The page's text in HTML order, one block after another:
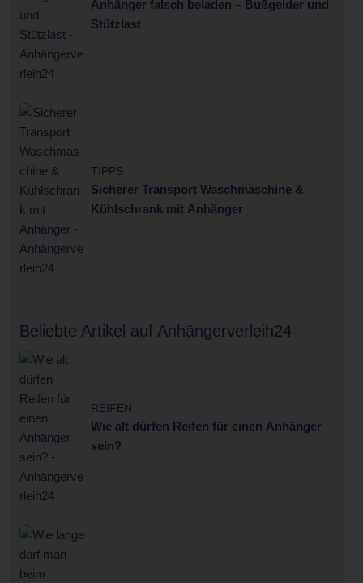
Anhänger falsch beladen – Bußgelder und
Stützlast
TIPPS
Sicherer Transport Waschmaschine &
Kühlschrank mit Anhänger
Beliebte Artikel auf Anhängerverleih24
REIFEN
Wie alt dürfen Reifen für einen Anhänger
sein?